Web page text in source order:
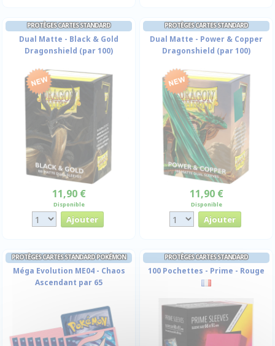
PROTÈGES CARTES STANDARD
Dual Matte - Black & Gold
Dragonshield (par 100)
11,90 €
Disponible
PROTÈGES CARTES STANDARD
Dual Matte - Power & Copper
Dragonshield (par 100)
11,90 €
Disponible
PROTÈGES CARTES STANDARD POKÉMON
Méga Evolution ME04 - Chaos
Ascendant par 65
PROTÈGES CARTES STANDARD
100 Pochettes - Prime - Rouge